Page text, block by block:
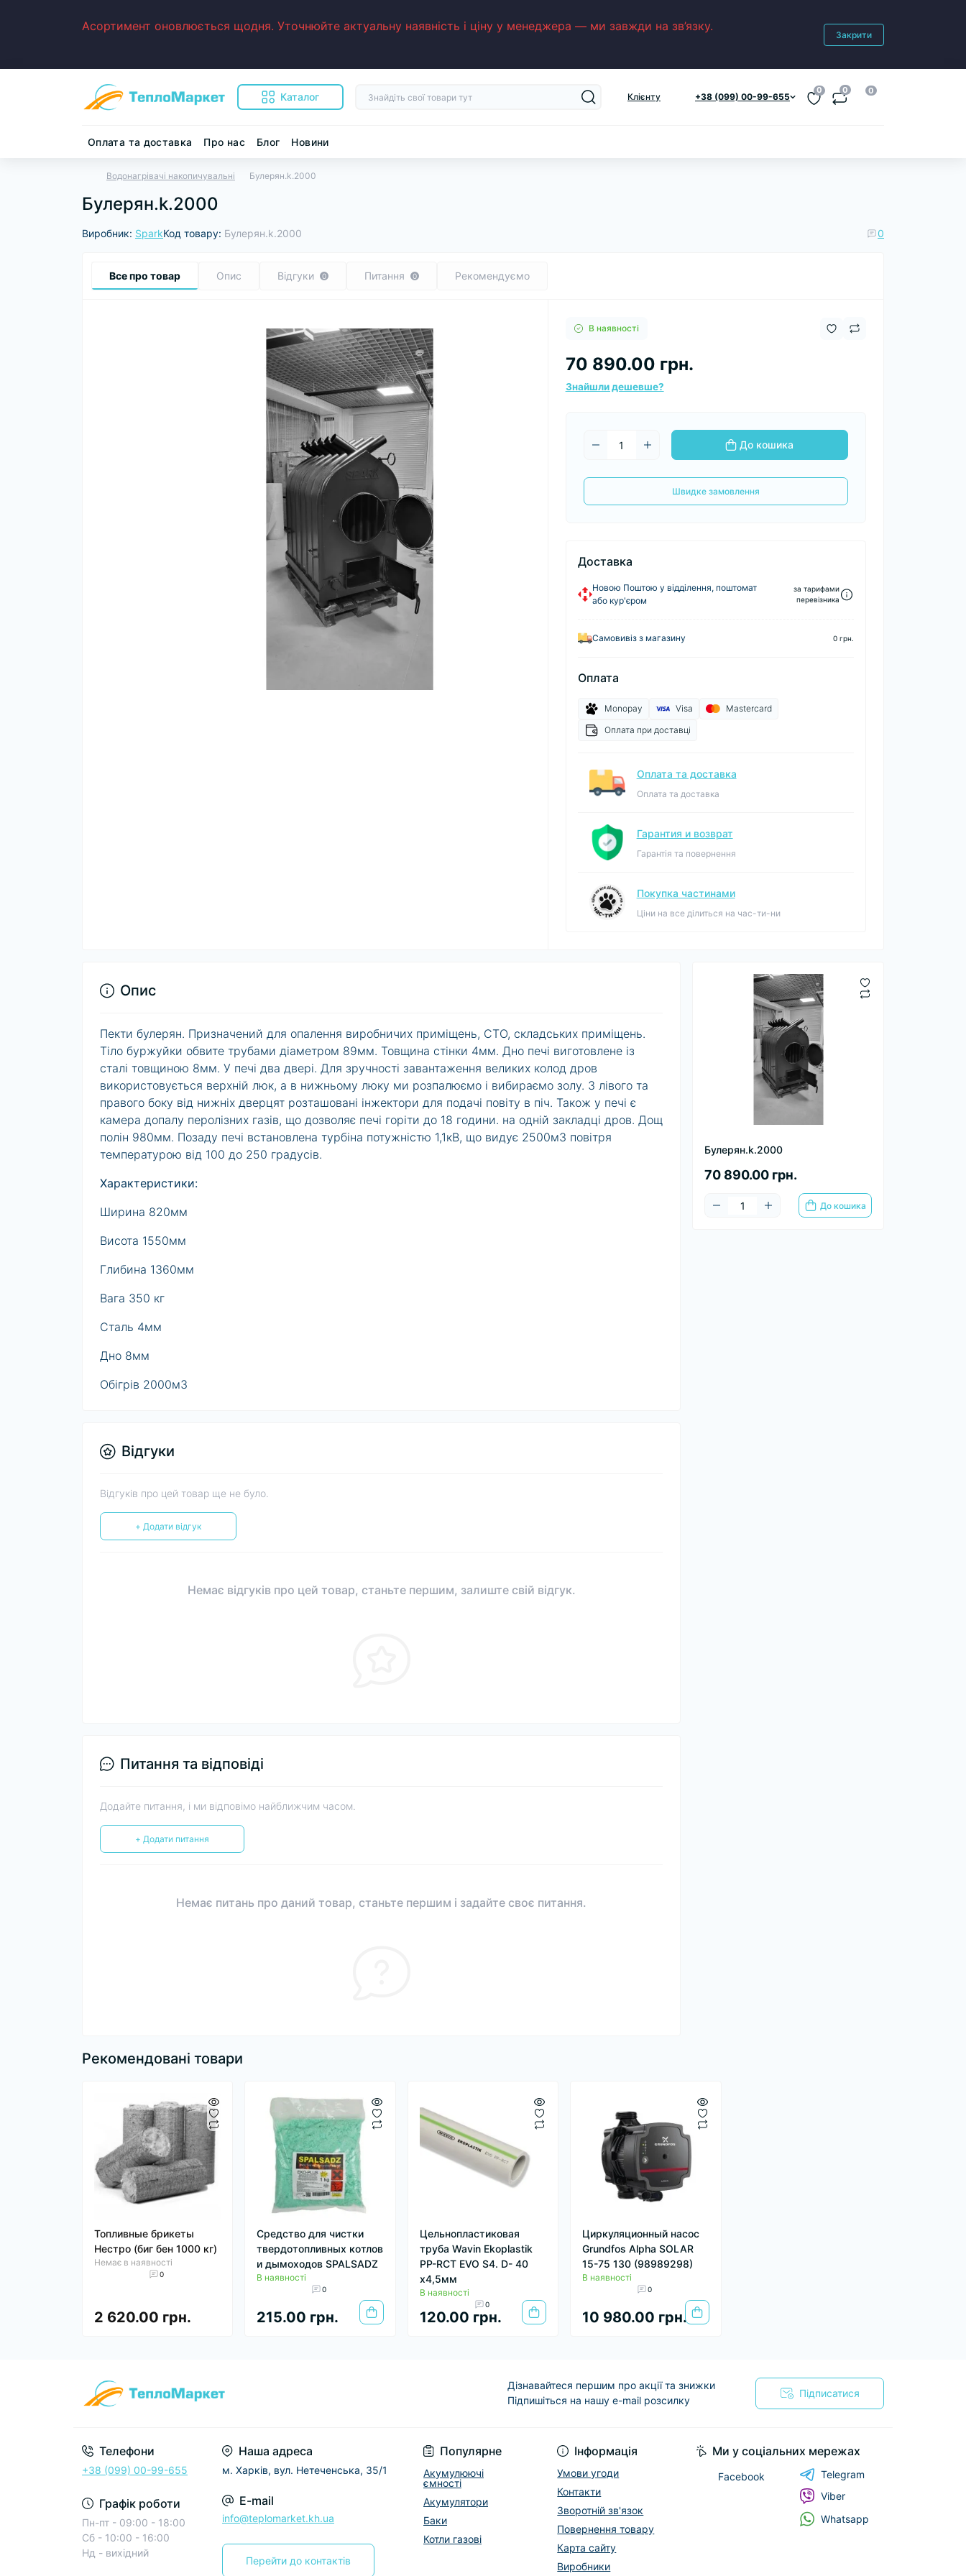
Асортимент оновлюється щодня. Уточнюйте актуальну наявність і ціну у менеджера — ми завжди на зв’язку.
Закрити
Каталог Клієнту +38 (099) 00-99-655
0 0 0
Оплата та доставка Про нас Блог Новини
Водонагрівачі накопичувальні Булерян.k.2000
Булерян.k.2000
Виробник: SparkКод товару: Булерян.k.2000 0
Все про товар Опис Відгуки 0 Питання 0 Рекомендуємо
В наявності
70 890.00 грн.
Знайшли дешевше?
До кошика
Швидке замовлення
Доставка
Новою Поштою у відділення, поштомат
або кур'єром
за тарифами
перевізника
Самовивіз з магазину 0 грн.
Оплата
Monopay Visa
Mastercard
Оплата при доставці
Оплата та доставка
Оплата та доставка
Гарантия и возврат
Гарантія та повернення
Покупка частинами
Ціни на все ділиться на час-ти-ни
Булерян.k.2000
70 890.00 грн.
До кошика
Опис
Пекти булерян. Призначений для опалення виробничих приміщень, СТО, складських приміщень.
Тіло буржуйки обвите трубами діаметром 89мм. Товщина стінки 4мм. Дно печі виготовлене із
сталі товщиною 8мм. У печі два двері. Для зручності завантаження великих колод дров
використовується верхній люк, а в нижньому люку ми розпалюємо і вибираємо золу. З лівого та
правого боку від нижніх дверцят розташовані інжектори для подачі повіту в піч. Також у печі є
камера допалу перолізних газів, що дозволяє печі горіти до 18 години. на одній закладці дров. Дощ
полін 980мм. Позаду печі встановлена турбіна потужністю 1,1кВ, що видує 2500м3 повітря
температурою від 100 до 250 градусів.
Характеристики:
Ширина 820мм
Висота 1550мм
Глибина 1360мм
Вага 350 кг
Сталь 4мм
Дно 8мм
Обігрів 2000м3
Відгуки
Відгуків про цей товар ще не було.
+ Додати відгук
Немає відгуків про цей товар, станьте першим, залиште свій відгук.
Питання та відповіді
Додайте питання, і ми відповімо найближчим часом.
+ Додати питання
Немає питань про даний товар, станьте першим і задайте своє питання.
Рекомендовані товари
Топливные брикеты
Нестро (биг бен 1000 кг)
Немає в наявності
0
2 620.00 грн.
Средство для чистки
твердотопливных котлов
и дымоходов SPALSADZ
В наявності
0
215.00 грн.
Цельнопластиковая
труба Wavin Ekoplastik
PP-RCT EVO S4. D- 40
х4,5мм
В наявності
0
120.00 грн.
Циркуляционный насос
Grundfos Alpha SOLAR
15-75 130 (98989298)
В наявності
0
10 980.00 грн.
Дізнавайтеся першим про акції та знижки
Підпишіться на нашу e-mail розсилку
Підписатися
Телефони
+38 (099) 00-99-655
Графік роботи
Пн-пт - 09:00 - 18:00
Сб - 10:00 - 16:00
Нд - вихідний
Наша адреса
м. Харків, вул. Нетеченська, 35/1
E-mail
info@teplomarket.kh.ua
Перейти до контактів
Популярне
Акумулюючі
ємності
Акумулятори
Баки
Котли газові
Інформація
Умови угоди
Контакти
Зворотній зв'язок
Повернення товару
Карта сайту
Виробники
Ми у соціальних мережах
Facebook
Telegram
Viber
Whatsapp